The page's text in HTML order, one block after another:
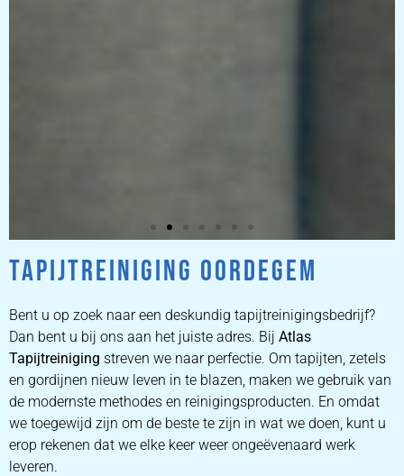
ZETEL
REINIGEN
ZETEL REINIGEN DOOR
PROFESSIONALS
PRIJZEN
TAPIJTREINIGING OORDEGEM
Bent u op zoek naar een deskundig tapijtreinigingsbedrijf?
Dan bent u bij ons aan het juiste adres. Bij Atlas
Tapijtreiniging streven we naar perfectie. Om tapijten, zetels
en gordijnen nieuw leven in te blazen, maken we gebruik van
de modernste methodes en reinigingsproducten. En omdat
we toegewijd zijn om de beste te zijn in wat we doen, kunt u
erop rekenen dat we elke keer weer ongeëvenaard werk
leveren.